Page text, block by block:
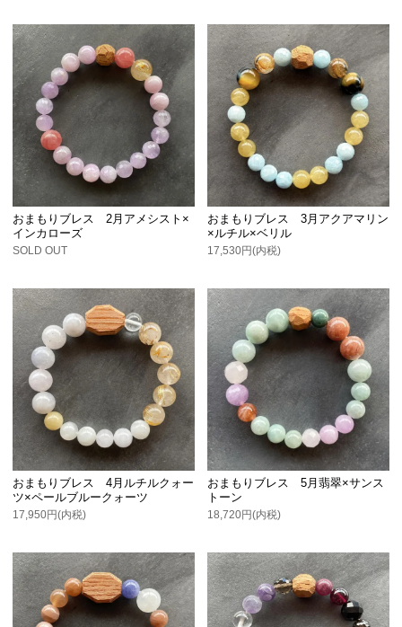
おまもりブレス 2月アメシスト×
インカローズ
SOLD OUT
おまもりブレス 3月アクアマリン
×ルチル×ベリル
17,530円(内税)
おまもりブレス 4月ルチルクォー
ツ×ペールブルークォーツ
17,950円(内税)
おまもりブレス 5月翡翠×サンス
トーン
18,720円(内税)